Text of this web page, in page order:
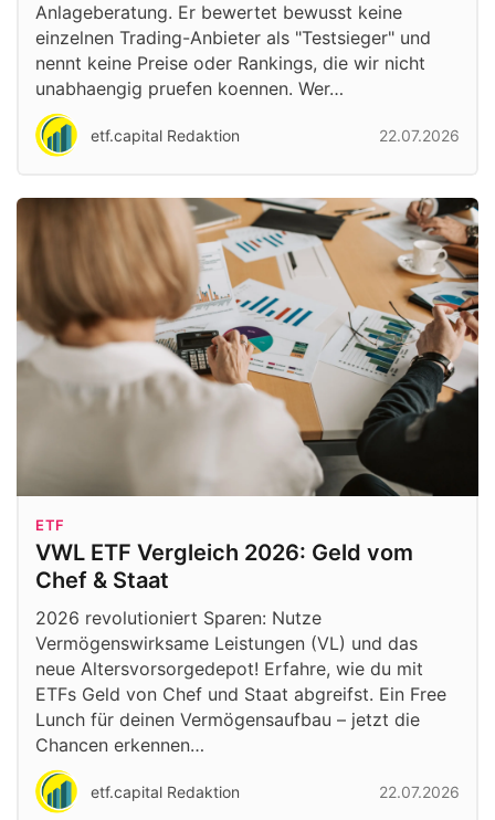
Anlageberatung. Er bewertet bewusst keine
einzelnen Trading-Anbieter als "Testsieger" und
nennt keine Preise oder Rankings, die wir nicht
unabhaengig pruefen koennen. Wer…
etf.capital Redaktion 22.07.2026
ETF
VWL ETF Vergleich 2026: Geld vom
Chef & Staat
2026 revolutioniert Sparen: Nutze
Vermögenswirksame Leistungen (VL) und das
neue Altersvorsorgedepot! Erfahre, wie du mit
ETFs Geld von Chef und Staat abgreifst. Ein Free
Lunch für deinen Vermögensaufbau – jetzt die
Chancen erkennen…
etf.capital Redaktion 22.07.2026